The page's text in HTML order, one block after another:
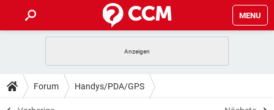
MENU
ANDROID IOS
TIPPS & TRICKS
SPIELE STREAMING
Forum Handys/PDA/GPS